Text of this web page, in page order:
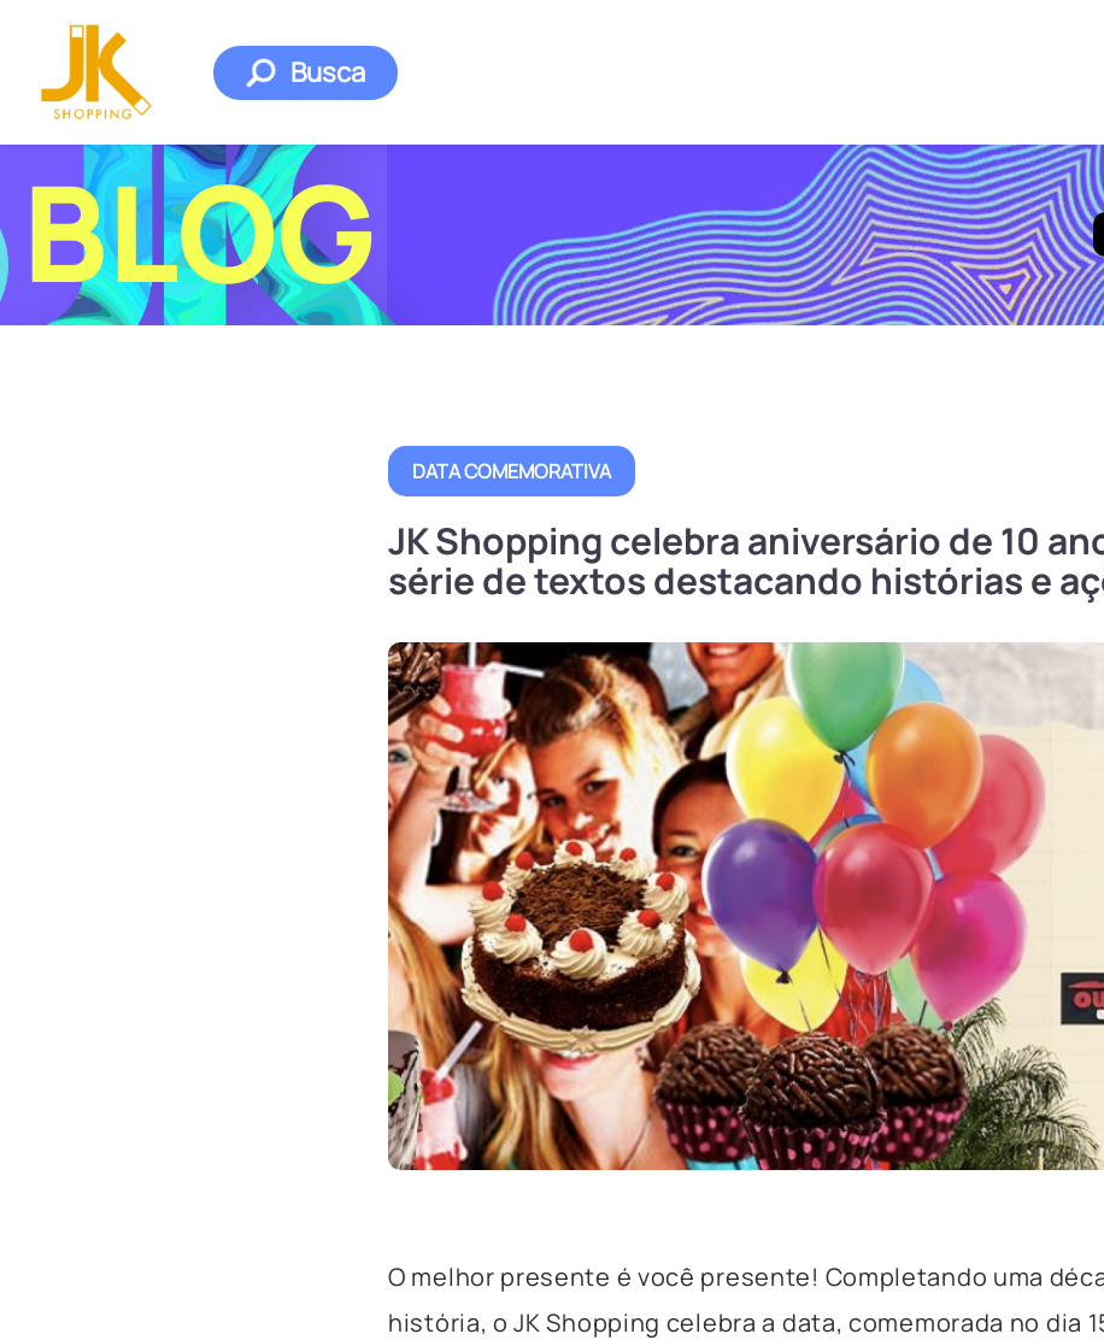
Busca
BLOG
DATA COMEMORATIVA
JK Shopping celebra aniversário de 10
série de textos destacando histórias e
O melhor presente é você presente! Completando uma
história, o JK Shopping celebra a data, comemorada no dia